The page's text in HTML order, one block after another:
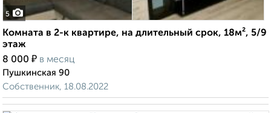
5
Комната в 2-к квартире, на длительный срок, 18м², 5/9
этаж
8 000 ₽ в месяц
Пушкинская 90
Собственник, 18.08.2022